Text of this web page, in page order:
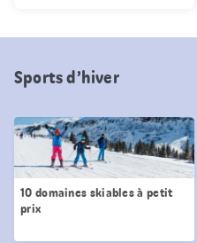
Sports d’hiver
10 domaines skiables à petit
prix